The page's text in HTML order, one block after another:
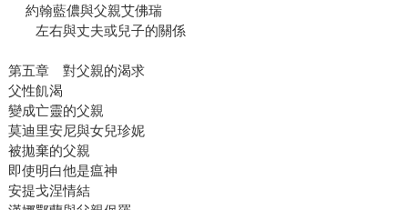
約翰藍儂與父親艾佛瑞
左右與丈夫或兒子的關係
第五章 對父親的渴求
父性飢渴
變成亡靈的父親
莫迪里安尼與女兒珍妮
被拋棄的父親
即使明白他是瘟神
安提戈涅情結